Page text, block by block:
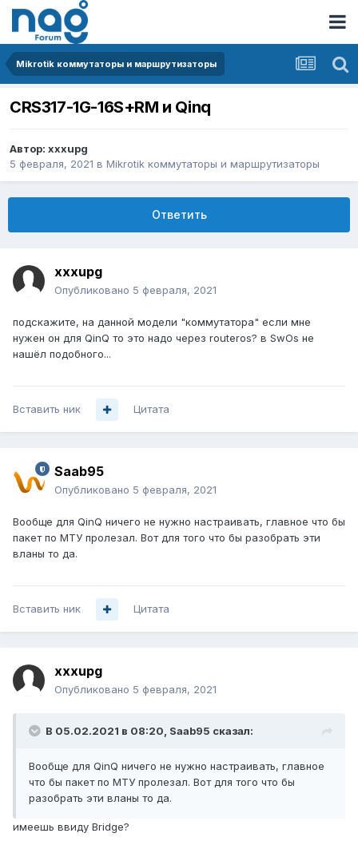
Mikrotik коммутаторы и маршрутизаторы
CRS317-1G-16S+RM и Qinq
Автор: xxxupg
5 февраля, 2021 в Mikrotik коммутаторы и маршрутизаторы
Ответить
xxxupg
Опубликовано 5 февраля, 2021
подскажите, на данной модели "коммутатора" если мне
нужен он для QinQ то это надо через routeros? в SwOs не
нашёл подобного...
Вставить ник Цитата
Saab95
Опубликовано 5 февраля, 2021
Вообще для QinQ ничего не нужно настраивать, главное что бы
пакет по МТУ пролезал. Вот для того что бы разобрать эти
вланы то да.
Вставить ник Цитата
xxxupg
Опубликовано 5 февраля, 2021
В 05.02.2021 в 08:20, Saab95 сказал:
Вообще для QinQ ничего не нужно настраивать, главное
что бы пакет по МТУ пролезал. Вот для того что бы
разобрать эти вланы то да.
имеешь ввиду Bridge?